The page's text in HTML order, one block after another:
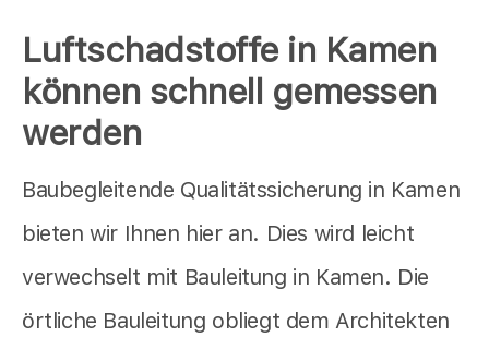
Luftschadstoffe in Kamen
können schnell gemessen
werden
Baubegleitende Qualitätssicherung in Kamen
bieten wir Ihnen hier an. Dies wird leicht
verwechselt mit Bauleitung in Kamen. Die
örtliche Bauleitung obliegt dem Architekten